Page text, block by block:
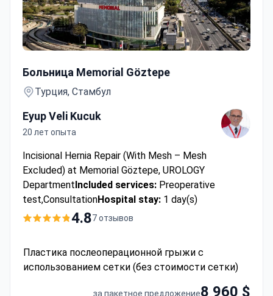
Больница Memorial Göztepe
Турция, Стамбул
Eyup Veli Kucuk
20 лет опыта
Incisional Hernia Repair (With Mesh – Mesh
Excluded) at Memorial Göztepe, UROLOGY
Department Included services: Preoperative
test,ConsultationHospital stay: 1 day(s)
4.87 отзывов
Пластика послеоперационной грыжи с
использованием сетки (без стоимости сетки)
за пакетное предложение8 960 $